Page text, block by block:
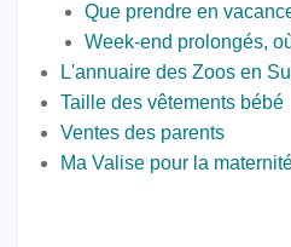
Que prendre en
Week-end prolongés,
L'annuaire des Zoos en
Taille des vêtements bébé
Ventes des parents
Ma Valise pour la